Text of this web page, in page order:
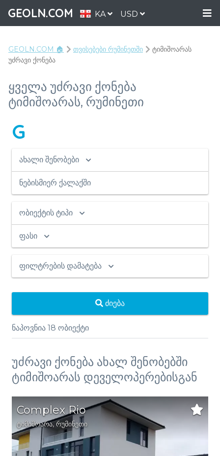
GEOLN.COM KA USD
GEOLN.COM 🏠 თვისებები რუმინეთში
ტიმიშოარას
უძრავი ქონება
ყველა უძრავი ქონება
ტიმიშოარას, რუმინეთი
G
ახალი შენობები
ნებისმიერ ქალაქში
ობიექტის ტიპი
ფასი
ფილტრების დამატება
ძიება
ნაპოვნია 18 ობიექტი
უძრავი ქონება ახალ შენობებში
ტიმიშოარას დეველოპერებისგან
Complex Rio
ტიმიშოარა,რუმინეთი